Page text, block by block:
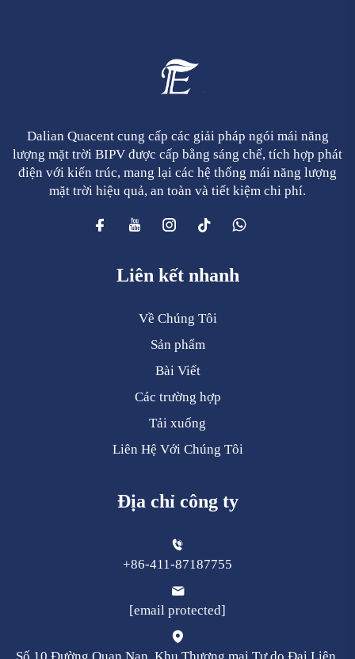
Dalian Quacent cung cấp các giải pháp ngói mái năng
lượng mặt trời BIPV được cấp bằng sáng chế, tích hợp phát
điện với kiến trúc, mang lại các hệ thống mái năng lượng
mặt trời hiệu quả, an toàn và tiết kiệm chi phí.
Liên kết nhanh
Về Chúng Tôi
Sản phẩm
Bài Viết
Các trường hợp
Tải xuống
Liên Hệ Với Chúng Tôi
Địa chỉ công ty
+86-411-87187755
[email protected]
Số 10 Đường Quan Nan, Khu Thương mại Tự do Đại Liên,